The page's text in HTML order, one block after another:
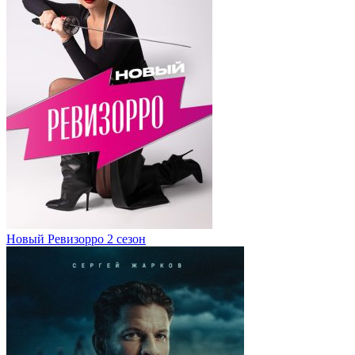
Новый Ревизорро 2 сезон